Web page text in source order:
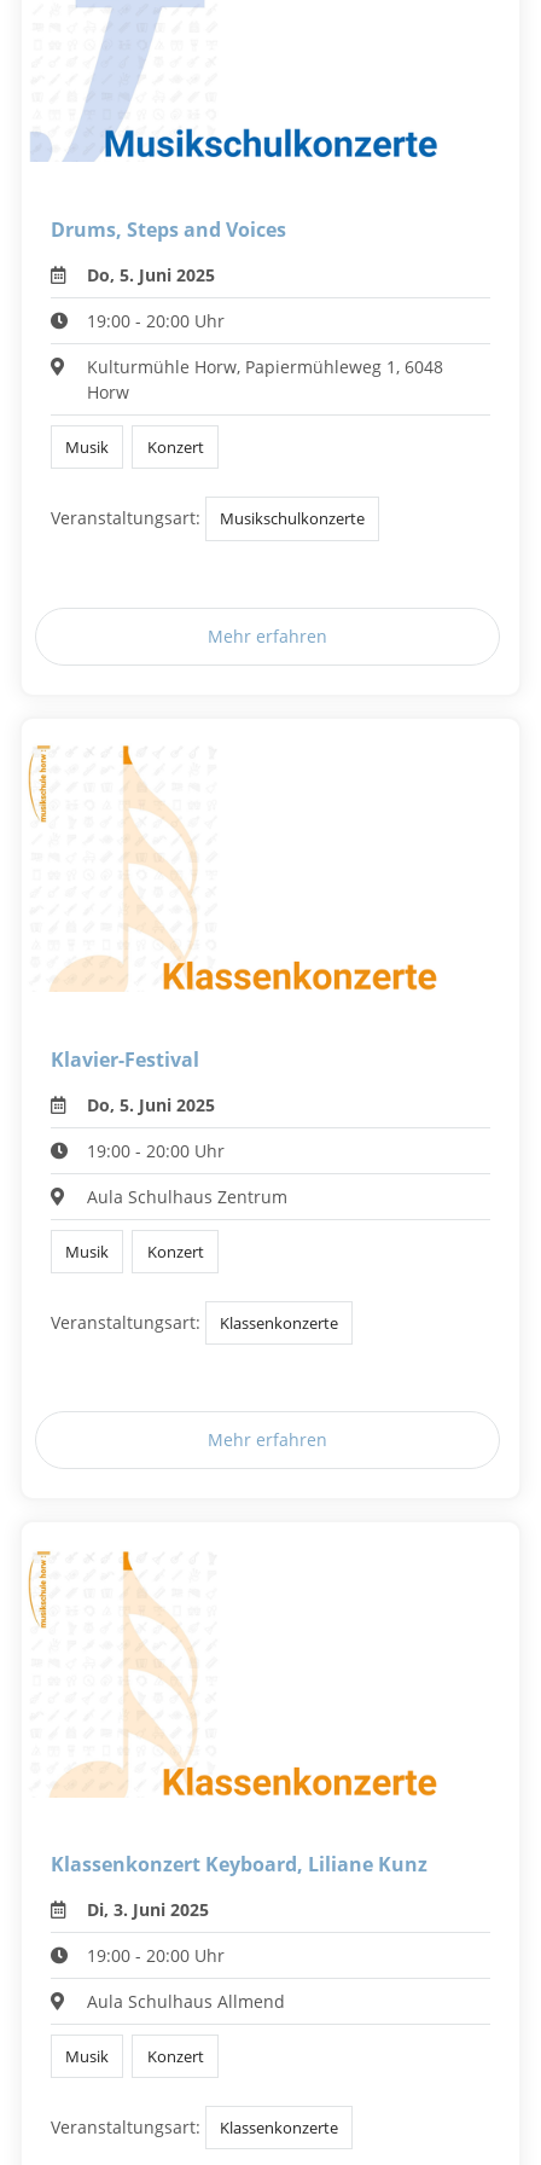
Drums, Steps and Voices
Do, 5. Juni 2025
19:00 - 20:00 Uhr
Kulturmühle Horw, Papiermühleweg 1, 6048
Horw
Musik Konzert
Veranstaltungsart: Musikschulkonzerte
Mehr erfahren
Klavier-Festival
Do, 5. Juni 2025
19:00 - 20:00 Uhr
Aula Schulhaus Zentrum
Musik Konzert
Veranstaltungsart: Klassenkonzerte
Mehr erfahren
Klassenkonzert Keyboard, Liliane Kunz
Di, 3. Juni 2025
19:00 - 20:00 Uhr
Aula Schulhaus Allmend
Musik Konzert
Veranstaltungsart: Klassenkonzerte